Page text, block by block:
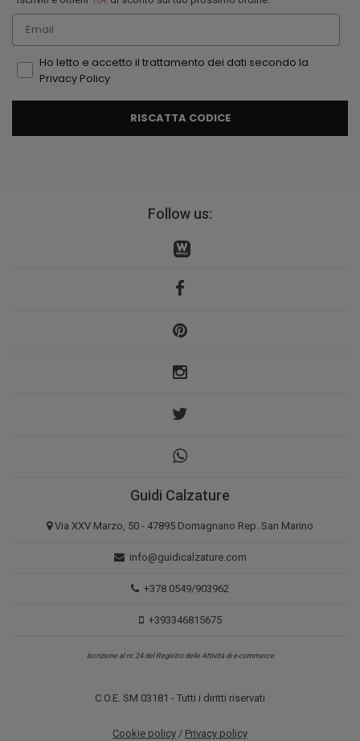
Email
Ho letto e accetto il trattamento dei dati secondo la
Privacy Policy
RISCATTA CODICE
Follow us:
Guidi Calzature
Via XXV Marzo, 50 - 47895 Domagnano Rep. San Marino
info@guidicalzature.com
+378 0549/903962
+393346815675
Iscrizione al nr. 24 del Registro delle Attività di e-commerce
C.O.E. SM 03181 - Tutti i diritti riservati
Cookie policy / Privacy policy